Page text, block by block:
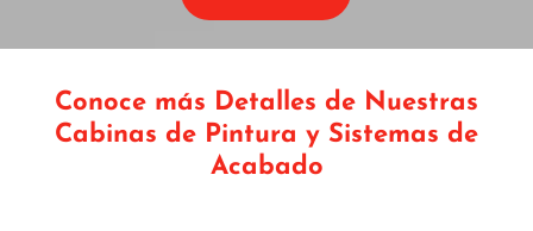
Conoce más Detalles de Nuestras
Cabinas de Pintura y Sistemas de
Acabado